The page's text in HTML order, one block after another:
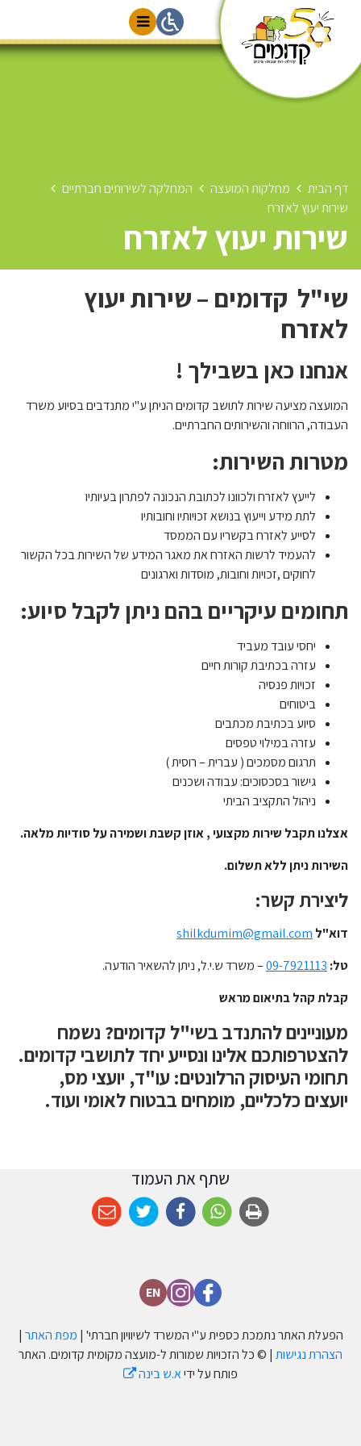
דף הבית מחלקות המועצה
המחלקה לשירותים חברתיים
שירות יעוץ לאזרח
שירות יעוץ לאזרח
שי"ל קדומים – שירות יעוץ
לאזרח
אנחנו כאן בשבילך !
המועצה מציעה שירות לתושב קדומים הניתן ע"י מתנדבים בסיוע משרד
העבודה, הרווחה והשירותים החברתיים.
מטרות השירות:
לייעץ לאזרח ולכוונו לכתובת הנכונה לפתרון בעיותיו
לתת מידע וייעוץ בנושא זכויותיו וחובותיו
לסייע לאזרח בקשריו עם הממסד
להעמיד לרשות האזרח את מאגר המידע של השירות בכל הקשור
לחוקים ,זכויות וחובות, מוסדות וארגונים
תחומים עיקריים בהם ניתן לקבל סיוע:
יחסי עובד מעביד
עזרה בכתיבת קורות חיים
זכויות פנסיה
ביטוחים
סיוע בכתיבת מכתבים
עזרה במילוי טפסים
תרגום מסמכים ( עברית – רוסית )
גישור בסכסוכים: עבודה ושכנים
ניהול התקציב הביתי
אצלנו תקבל שירות מקצועי , אוזן קשבת ושמירה על סודיות מלאה.
השירות ניתן ללא תשלום.
ליצירת קשר:
דוא"ל shilkdumim@gmail.com
טל: 09-7921113– משרד ש.י.ל, ניתן להשאיר הודעה.
קבלת קהל בתיאום מראש
מעוניינים להתנדב בשי"ל קדומים? נשמח
להצטרפותכם אלינו ונסייע יחד לתושבי קדומים.
תחומי העיסוק הרלונטים: עו"ד, יועצי מס,
יועצים כלכליים, מומחים בבטוח לאומי ועוד.
שתף את העמוד
EN
הפעלת האתר נתמכת כספית ע''י המשרד לשיוויון חברתי' | מפת האתר |
הצהרת נגישות | © כל הזכויות שמורות ל-מועצה מקומית קדומים. האתר
פותח על ידיא.ש בינה